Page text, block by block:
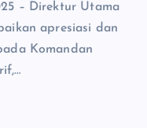
– Direktur Utama
apresiasi dan
Komandan